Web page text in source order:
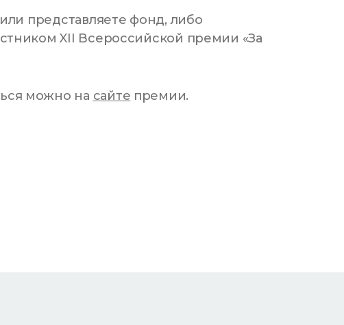
представляете фонд, либо
XII Всероссийской премии «За
можно на сайте премии.